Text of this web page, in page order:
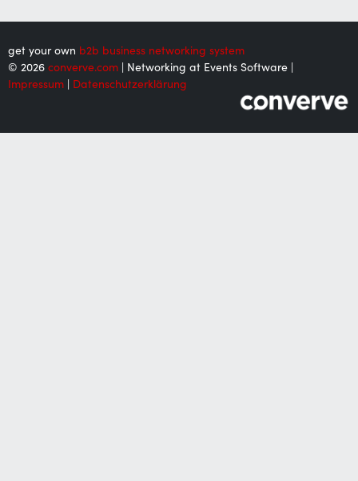
get your own b2b business networking system
© 2026 converve.com | Networking at Events Software |
Impressum | Datenschutzerklärung